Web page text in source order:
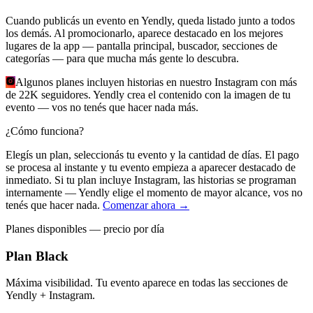
Cuando publicás un evento en Yendly, queda listado junto a todos
los demás. Al promocionarlo, aparece destacado en los mejores
lugares de la app — pantalla principal, buscador, secciones de
categorías — para que mucha más gente lo descubra.
Algunos planes incluyen historias en nuestro Instagram con más
de 22K seguidores. Yendly crea el contenido con la imagen de tu
evento — vos no tenés que hacer nada más.
¿Cómo funciona?
Elegís un plan, seleccionás tu evento y la cantidad de días. El pago
se procesa al instante y tu evento empieza a aparecer destacado de
inmediato. Si tu plan incluye Instagram, las historias se programan
internamente — Yendly elige el momento de mayor alcance, vos no
tenés que hacer nada. Comenzar ahora →
Planes disponibles — precio por día
Plan Black
Máxima visibilidad. Tu evento aparece en todas las secciones de
Yendly + Instagram.